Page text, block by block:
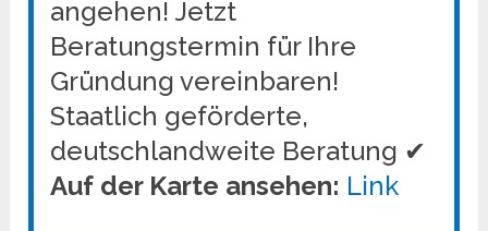
angehen! Jetzt
Beratungstermin für Ihre
Gründung vereinbaren!
Staatlich geförderte,
deutschlandweite Beratung ✔
Auf der Karte ansehen: Link